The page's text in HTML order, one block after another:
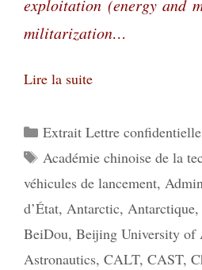
exploitation (energy and
militarization…
Lire la suite
Catégories
Extrait Lettre confidentielle
Étiquettes
Académie chinoise de la
véhicules de lancement,
d’État, Antarctic, Antarctique,
BeiDou, Beijing University of
Astronautics, CALT, CAST,